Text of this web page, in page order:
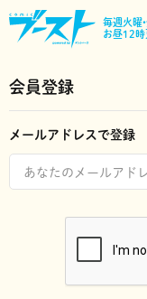
毎週火曜
お昼12時
会員登録
メールアドレスで登録